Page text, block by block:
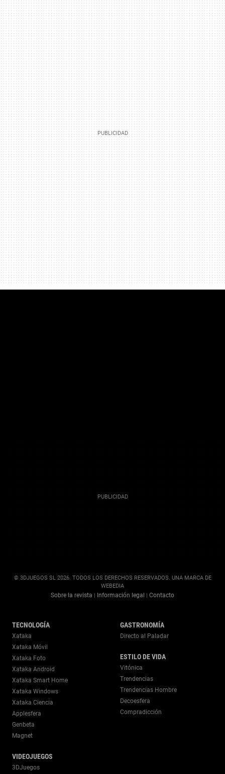
© 3DJUEGOS SL 2026. TODOS LOS DERECHOS RESERVADOS. UNA MARCA DE
WEBEDIA
Sobre la revista Información legal Contacto
TECNOLOGÍA
Xataka
Xataka Móvil
Xataka Foto
Xataka Android
Xataka Smart Home
Xataka Windows
Xataka Ciencia
Applesfera
Genbeta
Magnet
VIDEOJUEGOS
3DJuegos
GASTRONOMÍA
Directo al Paladar
ESTILO DE VIDA
Vitónica
Trendencias
Trendencias Hombre
Decoesfera
Compradicción